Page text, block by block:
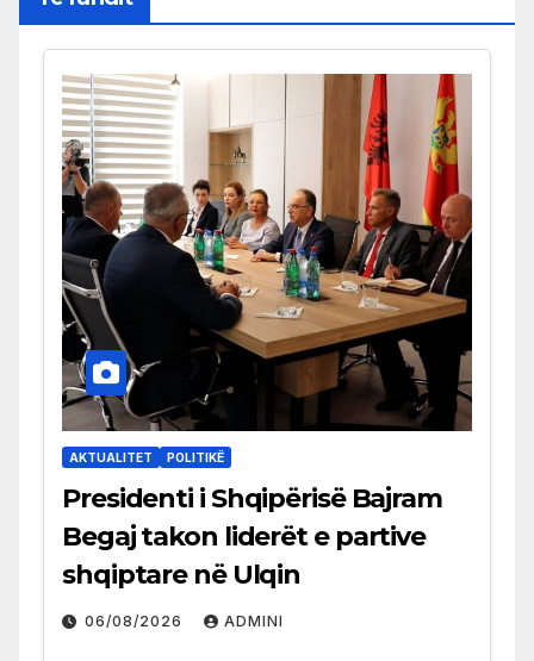
AKTUALITET POLITIKË
Presidenti i Shqipërisë Bajram
Begaj takon liderët e partive
shqiptare në Ulqin
06/08/2026 ADMINI